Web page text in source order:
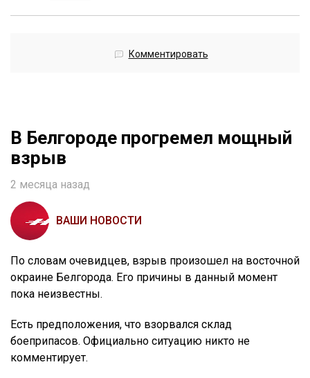
Комментировать
В Белгороде прогремел мощный
взрыв
2 месяца назад
ВАШИ НОВОСТИ
По словам очевидцев, взрыв произошел на восточной
окраине Белгорода. Его причины в данный момент
пока неизвестны.
Есть предположения, что взорвался склад
боеприпасов. Официально ситуацию никто не
комментирует.